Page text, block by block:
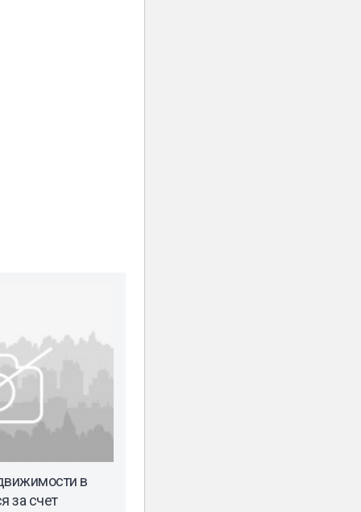
в
за счет